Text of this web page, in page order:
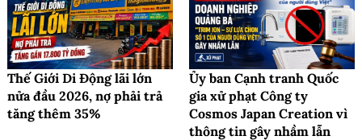
Thế Giới Di Động lãi lớn
nửa đầu 2026, nợ phải trả
tăng thêm 35%
Ủy ban Cạnh tranh Quốc
gia xử phạt Công ty
Cosmos Japan Creation vì
thông tin gây nhầm lẫn